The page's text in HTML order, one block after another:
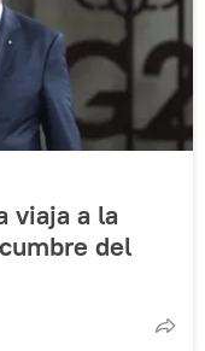
viaja a la
del